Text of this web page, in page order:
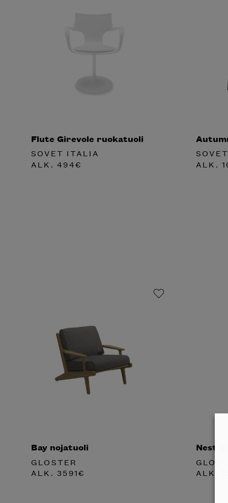
Flute Girevole ruokatuoli
SOVET ITALIA
ALK.494€
ALK.
Bay nojatuoli
GLOSTER
ALK. 3591€
Nest
ALK.